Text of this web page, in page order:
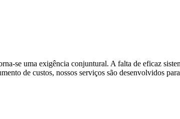
se uma exigência conjuntural. A falta de eficaz
de custos, nossos serviços são desenvolvidos